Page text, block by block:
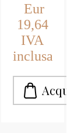
a base di
gommalacca
purissima e
nitrocellulosa
Eur
19,64
IVA
inclusa